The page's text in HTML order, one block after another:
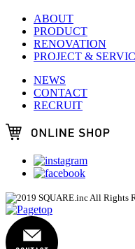
ABOUT
PRODUCT
RENOVATION
PROJECT &
NEWS
CONTACT
RECRUIT